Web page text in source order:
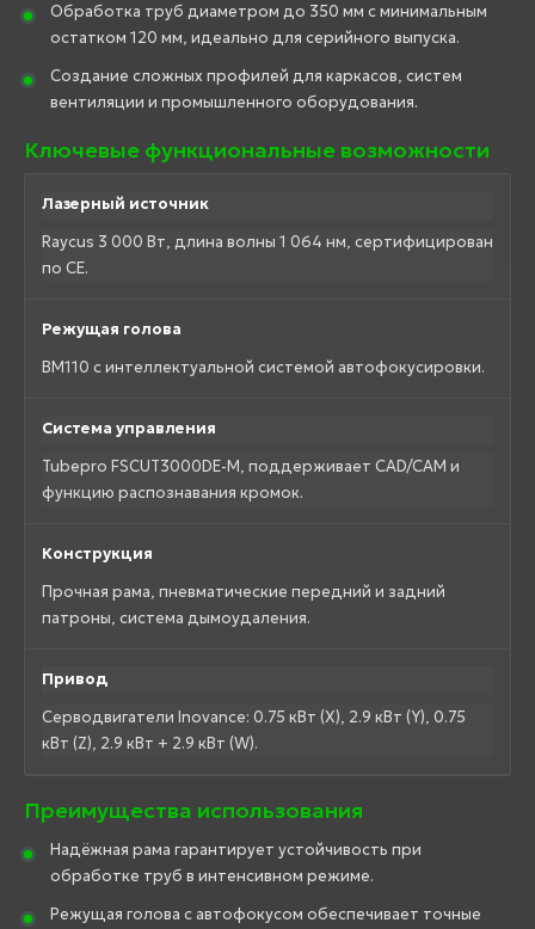
Обработка труб диаметром до 350 мм с минимальным
остатком 120 мм, идеально для серийного выпуска.
Создание сложных профилей для каркасов, систем
вентиляции и промышленного оборудования.
Ключевые функциональные возможности
Лазерный источник
Raycus 3 000 Вт, длина волны 1 064 нм, сертифицирован
по CE.
Режущая голова
BM110 с интеллектуальной системой автофокусировки.
Система управления
Tubepro FSCUT3000DE-M, поддерживает CAD/CAM и
функцию распознавания кромок.
Конструкция
Прочная рама, пневматические передний и задний
патроны, система дымоудаления.
Привод
Серводвигатели Inovance: 0.75 кВт (X), 2.9 кВт (Y), 0.75
кВт (Z), 2.9 кВт + 2.9 кВт (W).
Преимущества использования
Надёжная рама гарантирует устойчивость при
обработке труб в интенсивном режиме.
Режущая голова с автофокусом обеспечивает точные